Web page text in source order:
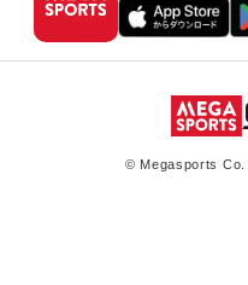
© Megasports Co.